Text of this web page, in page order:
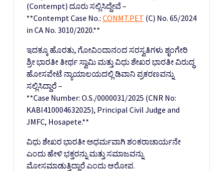
(Contempt) ದೂರು ಸಲ್ಲಿಸಿದ್ದೇವೆ –
**Contempt Case No.: CONMT.PET (C) No. 65/2024
in CA No. 3010/2020.**
ಇದಕ್ಕೂ ಹೊರತು, ಗೋವಿಂದಾನಂದ ಸರಸ್ವತಿಗಳು ಶೃಂಗೇರಿ
ಶ್ರೀ ಭಾರತೀ ತೀರ್ಥ ಸ್ವಾಮಿ ಮತ್ತು ವಿಧು ಶೇಖರ ಭಾರತೀ ವಿರುದ್ಧ
ಹೋಸಪೇಟೆ ನ್ಯಾಯಾಲಯದಲ್ಲಿ ಡಿವಾನಿ ಪ್ರಕರಣವನ್ನು
ಸಲ್ಲಿಸಿದ್ದಾರೆ –
**Case Number: O.S./0000031/2025 (CNR No:
KABI410004632025), Principal Civil Judge and
JMFC, Hosapete.**
ವಿಧು ಶೇಖರ ಭಾರತೀ ಅಧರ್ಮವಾಗಿ ಶಂಕರಾಚಾರ್ಯನೇ
ಎಂದು ಹೇಳಿ ಭಕ್ತರನ್ನು ಮತ್ತು ಸಮಾಜವನ್ನು
ಮೋಸಮಾಡುತ್ತಿದ್ದಾರೆ ಎಂದು ಆರೋಪ.